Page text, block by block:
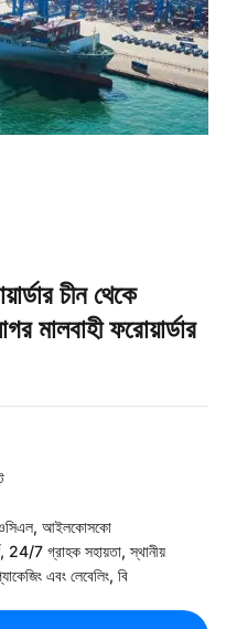
চীন থেকে
মালবাহী ফরোয়ার্ডার
আইলকোসকো
24/7 গ্রাহক সহায়তা, স্থানীয়
এবং লেবেলিং, বি